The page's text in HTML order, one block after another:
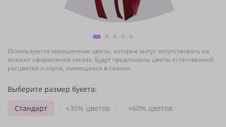
Используются окрашенные цветы, которые могут отсутствовать на
момент оформления заказа. Будут предложены цветы естественной
расцветки и сорта, имеющиеся в салоне.
Выберите размер букета:
Стандарт
+30% цветов +60% цветов